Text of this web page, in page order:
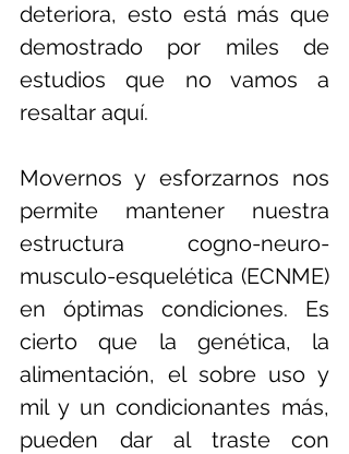
deteriora, esto está más que
demostrado por miles de
estudios que no vamos a
resaltar aquí.
Movernos y esforzarnos nos
permite mantener nuestra
estructura cogno-neuro-
musculo-esquelética (ECNME)
en óptimas condiciones. Es
cierto que la genética, la
alimentación, el sobre uso y
mil y un condicionantes más,
pueden dar al traste con